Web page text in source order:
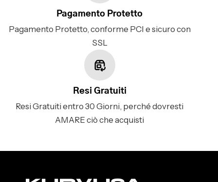
Pagamento Protetto
Pagamento Protetto, conforme PCI e sicuro con
SSL
Resi Gratuiti
Resi Gratuiti entro 30 Giorni, perché dovresti
AMARE ciò che acquisti